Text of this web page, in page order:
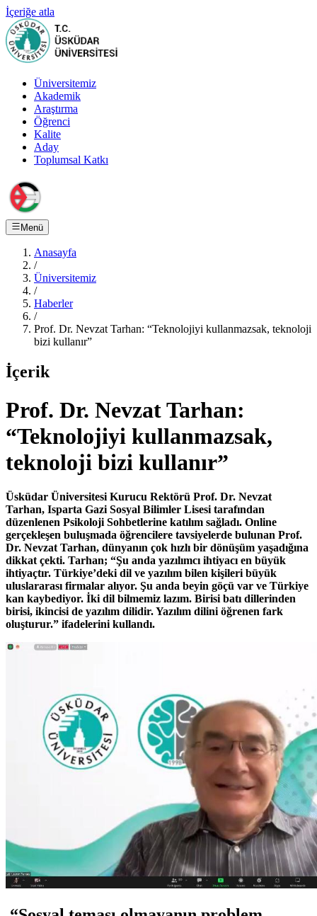
İçeriğe atla
Üniversitemiz
Akademik
Araştırma
Öğrenci
Kalite
Aday
Toplumsal Katkı
Menü
Anasayfa
/
Üniversitemiz
/
Haberler
/
Prof. Dr. Nevzat Tarhan: “Teknolojiyi kullanmazsak, teknoloji
bizi kullanır”
İçerik
Prof. Dr. Nevzat Tarhan:
“Teknolojiyi kullanmazsak,
teknoloji bizi kullanır”
Üsküdar Üniversitesi Kurucu Rektörü Prof. Dr. Nevzat
Tarhan, Isparta Gazi Sosyal Bilimler Lisesi tarafından
düzenlenen Psikoloji Sohbetlerine katılım sağladı. Online
gerçekleşen buluşmada öğrencilere tavsiyelerde bulunan Prof.
Dr. Nevzat Tarhan, dünyanın çok hızlı bir dönüşüm yaşadığına
dikkat çekti. Tarhan; “Şu anda yazılımcı ihtiyacı en büyük
ihtiyaçtır. Türkiye’deki dil ve yazılım bilen kişileri büyük
uluslararası firmalar alıyor. Şu anda beyin göçü var ve Türkiye
kan kaybediyor. İki dil bilmemiz lazım. Birisi batı dillerinden
birisi, ikincisi de yazılım dilidir. Yazılım dilini öğrenen fark
oluşturur.” ifadelerini kullandı.